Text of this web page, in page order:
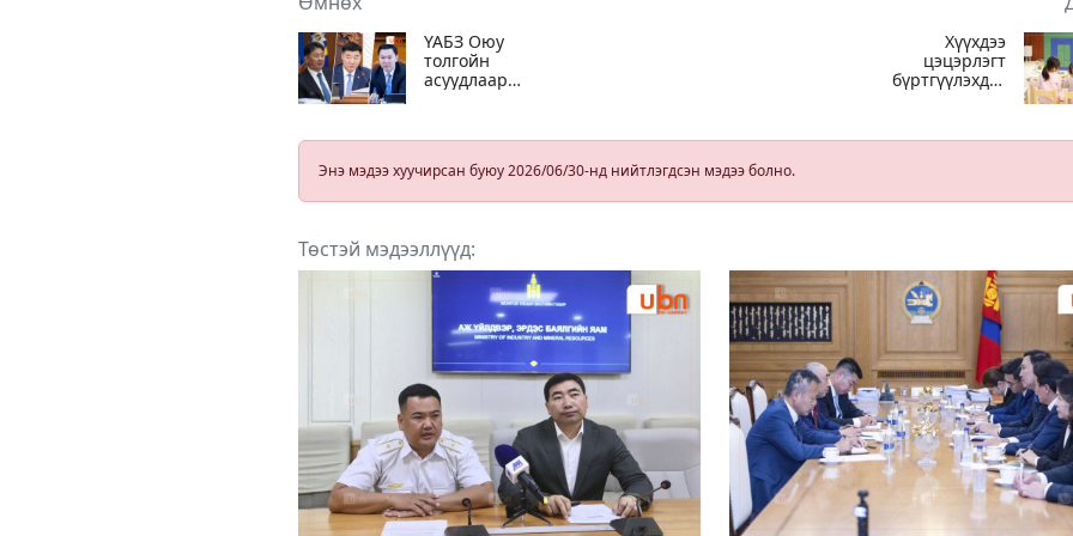
ҮАБЗ Оюу
толгойн
асуудлаар
хуралдана
Хүүхдээ
цэцэрлэгт
бүртгүүлэхдээ
Энэ мэдээ хуучирсан буюу 2026/06/30-нд нийтлэгдсэн мэдээ болно.
Төстэй мэдээллүүд: